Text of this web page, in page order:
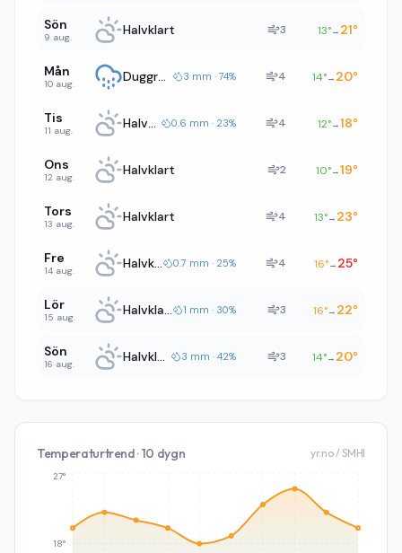
Sön
9 aug. Halvklart 3 13°→ 21°
Mån
10 aug. Duggregn 3 mm · 74% 4 14°→ 20°
Tis
11 aug. Halvklart 0.6 mm · 23% 4 12°→18°
Ons
12 aug. Halvklart 2 10°→19°
Tors
13 aug. Halvklart 4 13°→ 23°
Fre
14 aug. Halvklart 0.7 mm · 25% 4 16°→ 25°
Lör
15 aug. Halvklart 1 mm · 30% 3 16°→ 22°
Sön
16 aug. Halvklart 3 mm · 42% 3 14°→ 20°
Temperaturtrend · 10 dygn yr.no / SMHI
18°
27°